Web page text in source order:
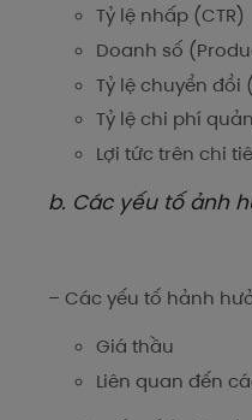
Tỷ lệ nhấp (CTR)
Doanh số
Tỷ lệ chuyển đổi
Tỷ lệ chi phí
Lợi tức trên chi
b. Các yếu tố ảnh
– Các yếu tố hảnh
Giá thầu
Liên quan đến